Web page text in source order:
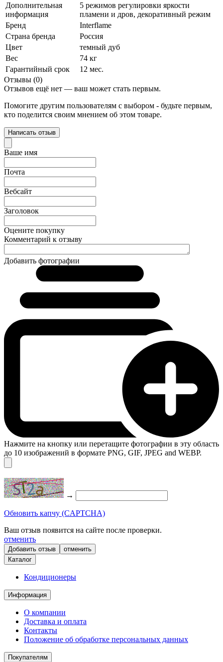
Дополнительная
информация
5 режимов регулировки яркости
пламени и дров, декоративный режим
Бренд
Interflame
Страна бренда
Россия
Цвет
темный дуб
Вес
74 кг
Гарантийный срок
12 мес.
Отзывы (0)
Отзывов ещё нет — ваш может стать первым.
Помогите другим пользователям с выбором - будьте первым,
кто поделится своим мнением об этом товаре.
Написать отзыв
Ваше имя
Почта
Вебсайт
Заголовок
Оцените покупку
Комментарий к отзыву
Добавить фотографии
Нажмите на кнопку или перетащите фотографии в эту область
до 10 изображений в формате PNG, GIF, JPEG and WEBP.
→
Обновить капчу (CAPTCHA)
Ваш отзыв появится на сайте после проверки.
отменить
отменить
Каталог
Кондиционеры
Информация
О компании
Доставка и оплата
Контакты
Положение об обработке персональных данных
Покупателям